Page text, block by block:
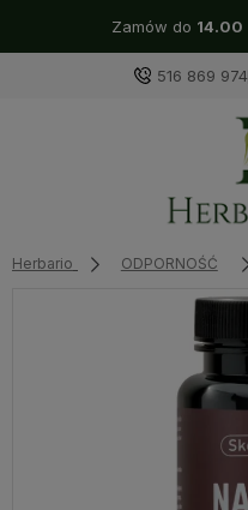
Zamów do 14.00
516 869 974
Herbario ODPORNOŚĆ